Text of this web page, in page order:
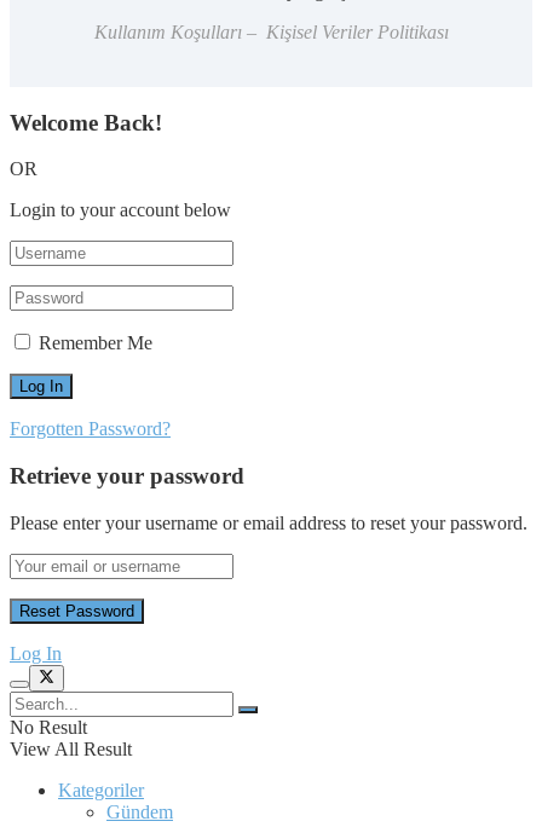
Kullanım Koşulları – Kişisel Veriler Politikası
Welcome Back!
OR
Login to your account below
Remember Me
Forgotten Password?
Retrieve your password
Please enter your username or email address to reset your password.
Log In
No Result
View All Result
Kategoriler
Gündem